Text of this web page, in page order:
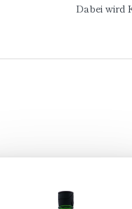
Dabei wird